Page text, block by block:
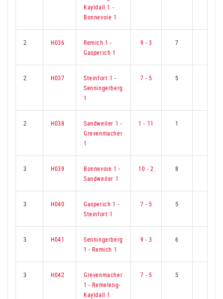
Kayldall 1 -
Bonnevoie 1
2 H036 Remich 1 -
Gasperich 1
9 - 3 7
2 H037 Steinfort 1 -
Senningerberg
1
7 - 5 5
2 H038 Sandweiler 1 -
Grevenmacher
1
1 - 11 1
3 H039 Bonnevoie 1 -
Sandweiler 1
10 - 2 8
3 H040 Gasperich 1 -
Steinfort 1
7 - 5 5
3 H041
Senningerberg
1 - Remich 1
9 - 3 6
3 H042
Grevenmacher
1 - Remeleng-
Kayldall 1
7 - 5 5